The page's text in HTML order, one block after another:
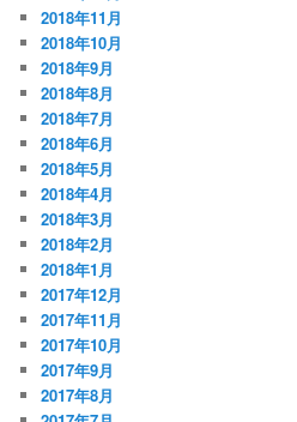
2018年11月
2018年10月
2018年9月
2018年8月
2018年7月
2018年6月
2018年5月
2018年4月
2018年3月
2018年2月
2018年1月
2017年12月
2017年11月
2017年10月
2017年9月
2017年8月